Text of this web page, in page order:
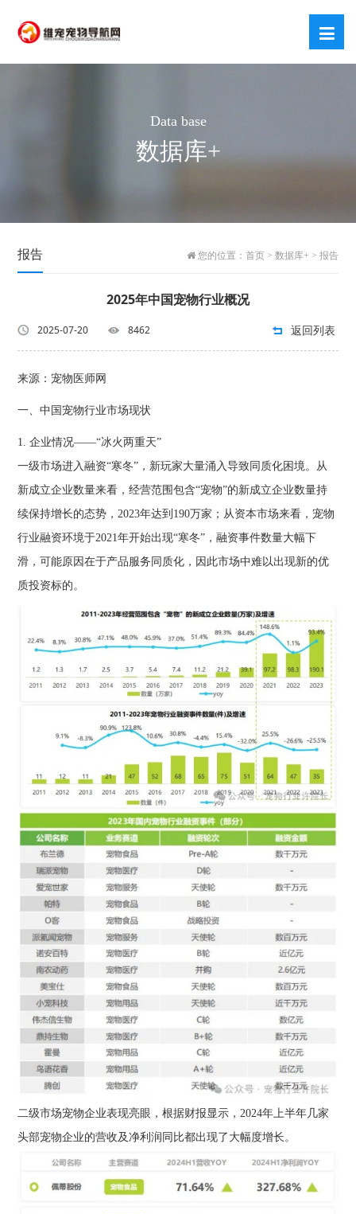
Data base
数据库+
报告 您的位置： 首页> 数据库+ > 报告
2025年中国宠物行业概况
2025-07-20 8462 返回列表
来源：宠物医师网
一、中国宠物行业市场现状
1. 企业情况——“冰火两重天”
一级市场进入融资“寒冬”，新玩家大量涌入导致同质化困境。从
新成立企业数量来看，经营范围包含“宠物”的新成立企业数量持
续保持增长的态势，2023年达到190万家；从资本市场来看，宠物
行业融资环境于2021年开始出现“寒冬”，融资事件数量大幅下
滑，可能原因在于产品服务同质化，因此市场中难以出现新的优
质投资标的。
二级市场宠物企业表现亮眼，根据财报显示，2024年上半年几家
头部宠物企业的营收及净利润同比都出现了大幅度增长。